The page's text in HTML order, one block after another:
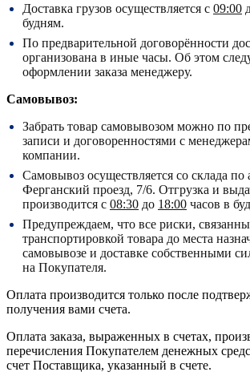
Доставка грузов осуществляется с 09:00
будням.
По предварительной договорённости
организована в иные часы. Об этом
оформлении заказа менеджеру.
Самовывоз:
Забрать товар самовывозом можно по
записи и договоренностями с
компании.
Самовывоз осуществляется со склада по
Ферганский проезд, 7/6. Отгрузка и
производится с 08:30 до 18:00 часов в
Предупреждаем, что все риски,
транспортировкой товара до места
самовывозе и доставке собственными
на Покупателя.
Оплата производится только после
получения вами счета.
Оплата заказа, выраженных в счетах,
перечисления Покупателем денежных
счет Поставщика, указанный в счете.